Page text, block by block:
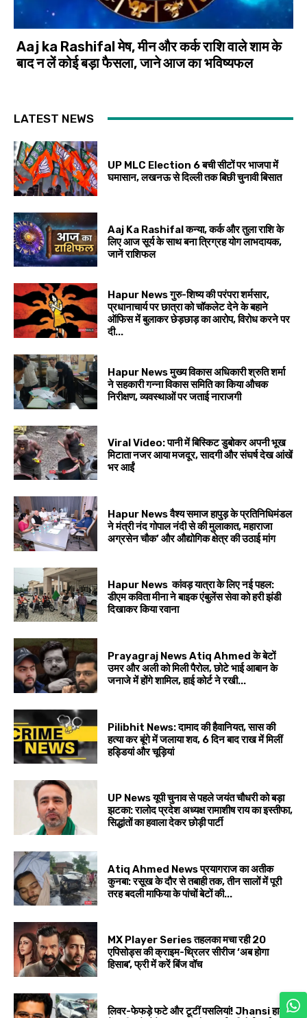
Aaj ka Rashifal मेष, मीन और कर्क राशि वाले शाम के
बाद न लें कोई बड़ा फैसला, जाने आज का भविष्यफल
LATEST NEWS
UP MLC Election 6 बची सीटों पर भाजपा में
घमासान, लखनऊ से दिल्ली तक बिछी चुनावी बिसात
Aaj Ka Rashifal कन्या, कर्क और तुला राशि के
लिए आज सूर्य के साथ बना त्रिग्रह योग लाभदायक,
जानें राशिफल
Hapur News गुरु-शिष्य की परंपरा शर्मसार,
प्रधानाचार्य पर छात्रा को चॉकलेट देने के बहाने
ऑफिस में बुलाकर छेड़छाड़ का आरोप, विरोध करने पर
दी...
Hapur News मुख्य विकास अधिकारी श्रुति शर्मा
ने सहकारी गन्ना विकास समिति का किया औचक
निरीक्षण, व्यवस्थाओं पर जताई नाराजगी
Viral Video: पानी में बिस्किट डुबोकर अपनी भूख
मिटाता नजर आया मजदूर, सादगी और संघर्ष देख आंखें
भर आईं
Hapur News वैश्य समाज हापुड़ के प्रतिनिधिमंडल
ने मंत्री नंद गोपाल नंदी से की मुलाकात, महाराजा
अग्रसेन चौक’ और औद्योगिक क्षेत्र की उठाई मांग
Hapur News कांवड़ यात्रा के लिए नई पहल:
डीएम कविता मीना ने बाइक एंबुलेंस सेवा को हरी झंडी
दिखाकर किया रवाना
Prayagraj News Atiq Ahmed के बेटों
उमर और अली को मिली पैरोल, छोटे भाई आबान के
जनाजे में होंगे शामिल, हाई कोर्ट ने रखी...
Pilibhit News: दामाद की हैवानियत, सास की
हत्या कर बूंगे में जलाया शव, 6 दिन बाद राख में मिलीं
हड्डियां और चूड़ियां
UP News यूपी चुनाव से पहले जयंत चौधरी को बड़ा
झटका: रालोद प्रदेश अध्यक्ष रामाशीष राय का इस्तीफा,
सिद्धांतों का हवाला देकर छोड़ी पार्टी
Atiq Ahmed News प्रयागराज का अतीक
कुनबा: रसूख के दौर से तबाही तक, तीन सालों में पूरी
तरह बदली माफिया के पांचों बेटों की...
MX Player Series तहलका मचा रही 20
एपिसोड्स की क्राइम-थ्रिलर सीरीज ‘अब होगा
हिसाब’, फ्री में करें बिंज वॉच
लिवर-फेफड़े फटे और टूटीं पसलियां! Jhansi हादसे